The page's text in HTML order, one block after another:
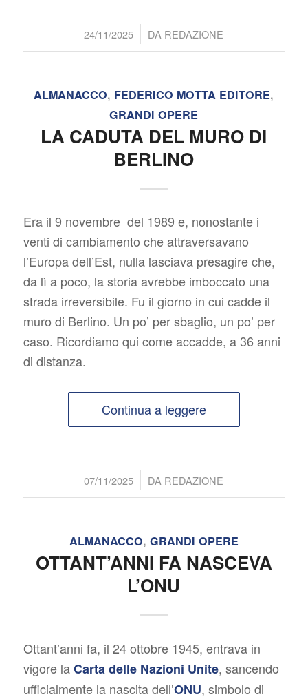
24/11/2025
/ DA REDAZIONE
ALMANACCO, FEDERICO MOTTA EDITORE,
GRANDI OPERE
LA CADUTA DEL MURO DI
BERLINO
Era il 9 novembre del 1989 e, nonostante i
venti di cambiamento che attraversavano
l’Europa dell’Est, nulla lasciava presagire che,
da lì a poco, la storia avrebbe imboccato una
strada irreversibile. Fu il giorno in cui cadde il
muro di Berlino. Un po’ per sbaglio, un po’ per
caso. Ricordiamo qui come accadde, a 36 anni
di distanza.
Continua a leggere
07/11/2025
/ DA REDAZIONE
ALMANACCO, GRANDI OPERE
OTTANT’ANNI FA NASCEVA
L’ONU
Ottant’anni fa, il 24 ottobre 1945, entrava in
vigore laCarta delle Nazioni Unite, sancendo
ufficialmente la nascita dell’ONU, simbolo di